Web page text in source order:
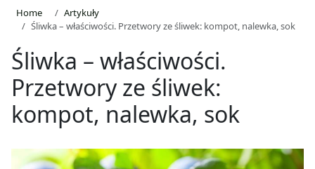
Home
Artykuły
Śliwka – właściwości. Przetwory ze śliwek: kompot, nalewka, sok
Śliwka – właściwości.
Przetwory ze śliwek:
kompot, nalewka, sok